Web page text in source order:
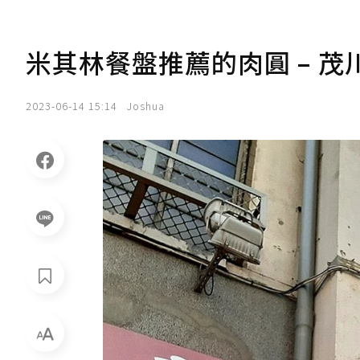
米其林餐盤推薦的肉圓 – 茂
2023-06-14 15:14 Joshua